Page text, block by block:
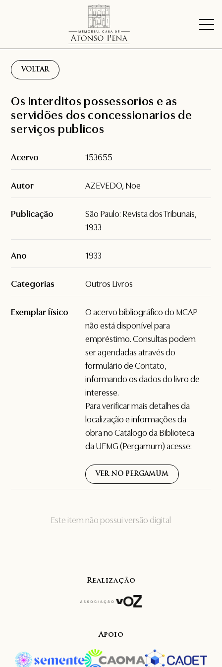
VOLTAR
Este item não possui versão digital
Os interditos possessorios e as
servidões dos concessionarios de
serviços publicos
Acervo 153655
Autor AZEVEDO, Noe
Publicação
São Paulo: Revista dos Tribunais,
1933
Ano 1933
Categorias Outros Livros
Exemplar físico
O acervo bibliográfico do MCAP
não está disponível para
empréstimo. Consultas podem
ser agendadas através do
formulário deContato,
informando os dados do livro de
interesse.
Para verificar mais detalhes da
localização e informações da
obra no Catálogo da Biblioteca
da UFMG (Pergamum) acesse:
VER NO PERGAMUM
Realização
Apoio